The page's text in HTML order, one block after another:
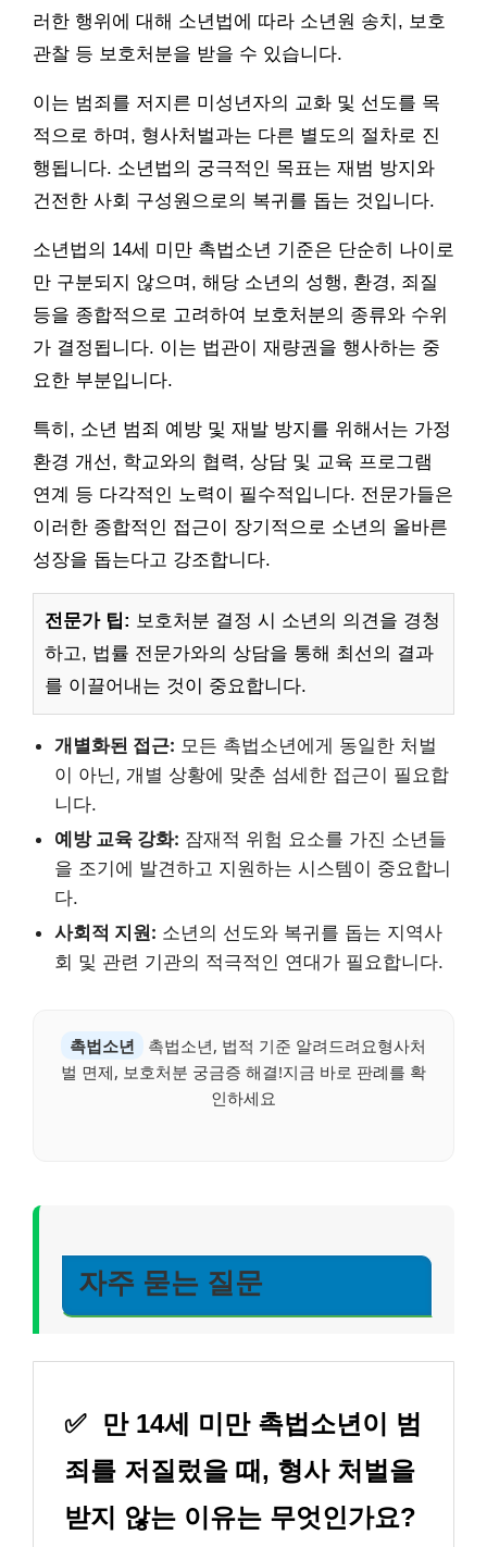
러한 행위에 대해 소년법에 따라 소년원 송치, 보호
관찰 등 보호처분을 받을 수 있습니다.
이는 범죄를 저지른 미성년자의 교화 및 선도를 목
적으로 하며, 형사처벌과는 다른 별도의 절차로 진
행됩니다. 소년법의 궁극적인 목표는 재범 방지와
건전한 사회 구성원으로의 복귀를 돕는 것입니다.
소년법의 14세 미만 촉법소년 기준은 단순히 나이로
만 구분되지 않으며, 해당 소년의 성행, 환경, 죄질
등을 종합적으로 고려하여 보호처분의 종류와 수위
가 결정됩니다. 이는 법관이 재량권을 행사하는 중
요한 부분입니다.
특히, 소년 범죄 예방 및 재발 방지를 위해서는 가정
환경 개선, 학교와의 협력, 상담 및 교육 프로그램
연계 등 다각적인 노력이 필수적입니다. 전문가들은
이러한 종합적인 접근이 장기적으로 소년의 올바른
성장을 돕는다고 강조합니다.
전문가 팁: 보호처분 결정 시 소년의 의견을 경청
하고, 법률 전문가와의 상담을 통해 최선의 결과
를 이끌어내는 것이 중요합니다.
개별화된 접근: 모든 촉법소년에게 동일한 처벌
이 아닌, 개별 상황에 맞춘 섬세한 접근이 필요합
니다.
예방 교육 강화: 잠재적 위험 요소를 가진 소년들
을 조기에 발견하고 지원하는 시스템이 중요합니
다.
사회적 지원: 소년의 선도와 복귀를 돕는 지역사
회 및 관련 기관의 적극적인 연대가 필요합니다.
촉법소년
촉법소년, 법적 기준 알려드려요형사처
벌 면제, 보호처분 궁금증 해결!지금 바로 판례를 확
인하세요
자주 묻는 질문
✅
만 14세 미만 촉법소년이 범
죄를 저질렀을 때, 형사 처벌을
받지 않는 이유는 무엇인가요?